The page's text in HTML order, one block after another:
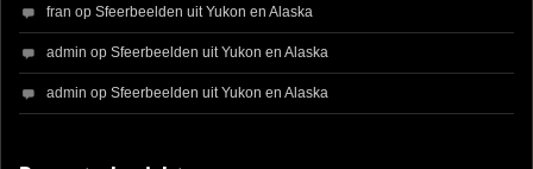
fran op Sfeerbeelden uit Yukon en Alaska
admin op Sfeerbeelden uit Yukon en Alaska
admin op Sfeerbeelden uit Yukon en Alaska